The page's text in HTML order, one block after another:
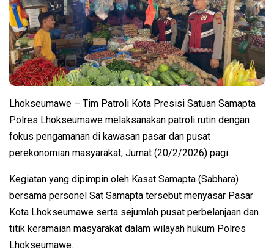
Lhokseumawe – Tim Patroli Kota Presisi Satuan Samapta
Polres Lhokseumawe melaksanakan patroli rutin dengan
fokus pengamanan di kawasan pasar dan pusat
perekonomian masyarakat, Jumat (20/2/2026) pagi.
Kegiatan yang dipimpin oleh Kasat Samapta (Sabhara)
bersama personel Sat Samapta tersebut menyasar Pasar
Kota Lhokseumawe serta sejumlah pusat perbelanjaan dan
titik keramaian masyarakat dalam wilayah hukum Polres
Lhokseumawe.